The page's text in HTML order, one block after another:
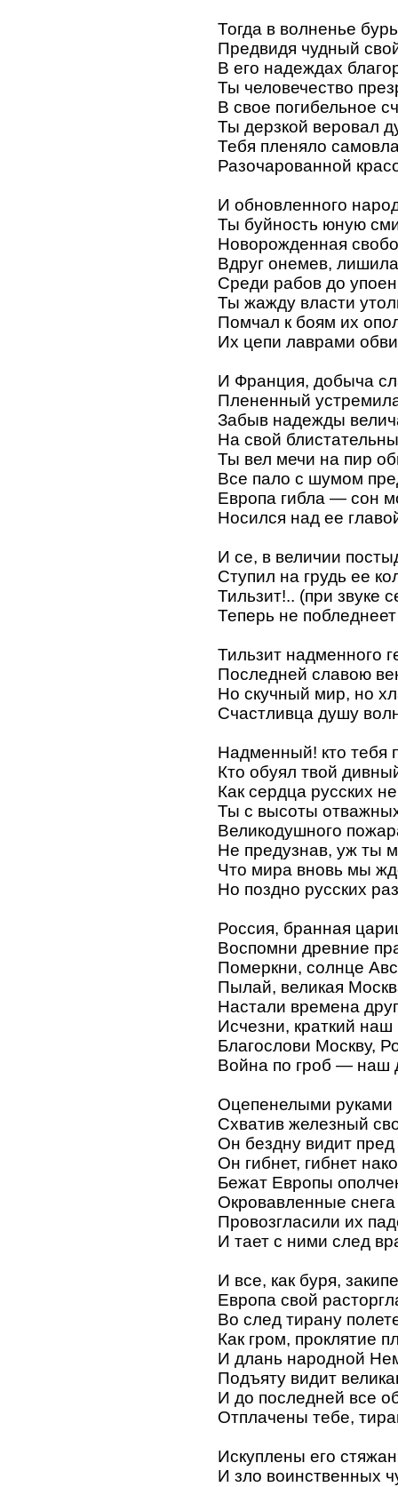
Тогда в волненье
Предвидя чудный
В его надеждах
Ты человечество
В свое погибельное
Ты дерзкой веровал
Тебя пленяло
Разочарованной
И обновленного
Ты буйность юную
Новорожденная
Вдруг онемев,
Среди рабов до
Ты жажду власти
Помчал к боям их
Их цепи лаврами
И Франция, добыча
Плененный
Забыв надежды
На свой
Ты вел мечи на пир
Все пало с шумом
Европа гибла — сон
Носился над ее
И се, в величии
Ступил на грудь ее
Тильзит!.. (при звуке
Теперь не
Тильзит надменного
Последней славою
Но скучный мир, но
Счастливца душу
Надменный! кто тебя
Кто обуял твой
Как сердца русских
Ты с высоты
Великодушного
Не предузнав, уж ты
Что мира вновь мы
Но поздно русских
Россия, бранная
Воспомни древние
Померкни, солнце
Пылай, великая
Настали времена
Исчезни, краткий наш
Благослови Москву,
Война по гроб — наш
Оцепенелыми руками
Схватив железный
Он бездну видит
Он гибнет, гибнет
Бежат Европы
Окровавленные снега
Провозгласили их
И тает с ними след
И все, как буря,
Европа свой
Во след тирану
Как гром, проклятие
И длань народной
Подъяту видит
И до последней все
Отплачены тебе,
Искуплены его
И зло воинственных